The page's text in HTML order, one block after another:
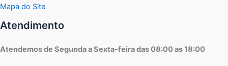
Mapa do Site
Atendimento
Atendemos de Segunda a Sexta-feira das 08:00 as 18:00